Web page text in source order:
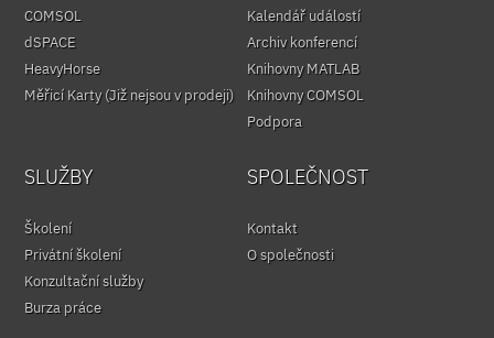
COMSOL
dSPACE
HeavyHorse
Měřicí Karty (Již nejsou v prodeji)
Kalendář událostí
Archiv konferencí
Knihovny MATLAB
Knihovny COMSOL
Podpora
SLUŽBY
Školení
Privátní školení
Konzultační služby
Burza práce
SPOLEČNOST
Kontakt
O společnosti